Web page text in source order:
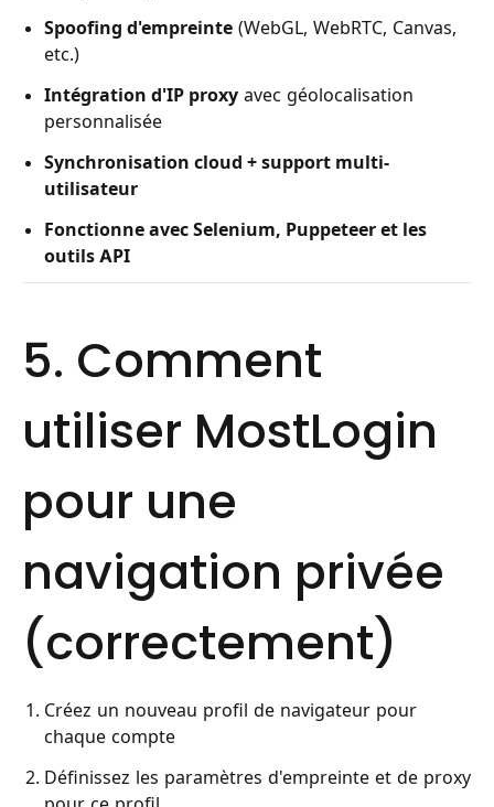
Spoofing d'empreinte (WebGL, WebRTC, Canvas,
etc.)
Intégration d'IP proxy avec géolocalisation
personnalisée
Synchronisation cloud + support multi-
utilisateur
Fonctionne avec Selenium, Puppeteer et les
outils API
5. Comment
utiliser MostLogin
pour une
navigation privée
(correctement)
Créez un nouveau profil de navigateur pour
chaque compte
Définissez les paramètres d'empreinte et de proxy